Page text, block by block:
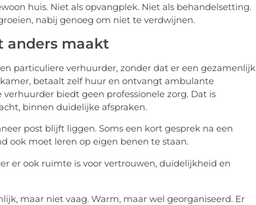
huis. Niet als opvangplek. Niet als behandelsetting.
nabij genoeg om niet te verdwijnen.
anders maakt
particuliere verhuurder, zonder dat er een gezamenlijk
betaalt zelf huur en ontvangt ambulante
biedt geen professionele zorg. Dat is
binnen duidelijke afspraken.
post blijft liggen. Soms een kort gesprek na een
ook moet leren op eigen benen te staan.
er ook ruimte is voor vertrouwen, duidelijkheid en
maar niet vaag. Warm, maar wel georganiseerd. Er